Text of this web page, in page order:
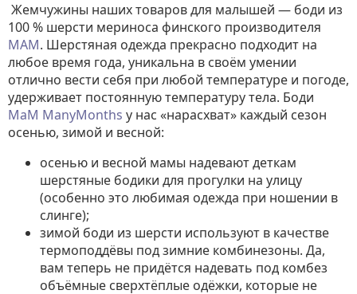
Жемчужины наших товаров для малышей — боди из
100 % шерсти мериноса финского производителя
MAM. Шерстяная одежда прекрасно подходит на
любое время года, уникальна в своём умении
отлично вести себя при любой температуре и погоде,
удерживает постоянную температуру тела. Боди
МаМ ManyMonths у нас «нарасхват» каждый сезон
осенью, зимой и весной:
осенью и весной мамы надевают деткам
шерстяные бодики для прогулки на улицу
(особенно это любимая одежда при ношении в
слинге);
зимой боди из шерсти используют в качестве
термоподдёвы под зимние комбинезоны. Да,
вам теперь не придётся надевать под комбез
объёмные сверхтёплые одёжки, которые не